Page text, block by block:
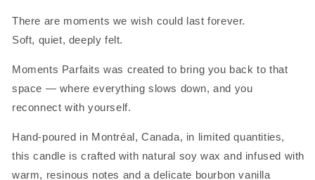
There are moments we wish could last forever.
Soft, quiet, deeply felt.
Moments Parfaits was created to bring you back to that
space — where everything slows down, and you
reconnect with yourself.
Hand-poured in Montréal, Canada, in limited quantities,
this candle is crafted with natural soy wax and infused with
warm, resinous notes and a delicate bourbon vanilla